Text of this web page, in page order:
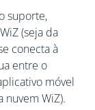
suporte,
(seja da
conecta à
entre o
móvel
nuvem WiZ).